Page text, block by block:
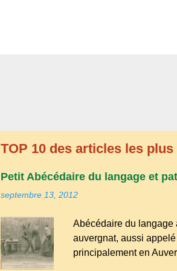
TOP 10 des articles les plus
Petit Abécédaire du langage et
septembre 13, 2012
Abécédaire du
auvergnat, aussi
principalement en